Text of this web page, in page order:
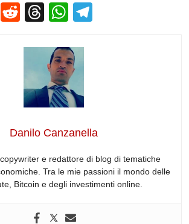
X
R
d
di
t
T
e
a
d
s
W
at
s
A
p
p
Danilo Canzanella
e redattore di blog di tematiche
Tra le mie passioni il mondo delle
Bitcoin e degli investimenti online.